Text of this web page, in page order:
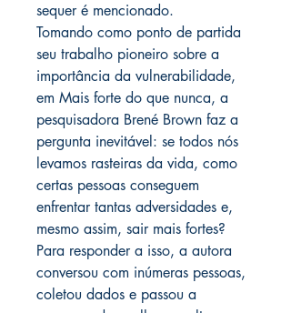
sequer é mencionado.
Tomando como ponto de partida
seu trabalho pioneiro sobre a
importância da vulnerabilidade,
em Mais forte do que nunca, a
pesquisadora Brené Brown faz a
pergunta inevitável: se todos nós
levamos rasteiras da vida, como
certas pessoas conseguem
enfrentar tantas adversidades e,
mesmo assim, sair mais fortes?
Para responder a isso, a autora
conversou com inúmeras pessoas,
coletou dados e passou a